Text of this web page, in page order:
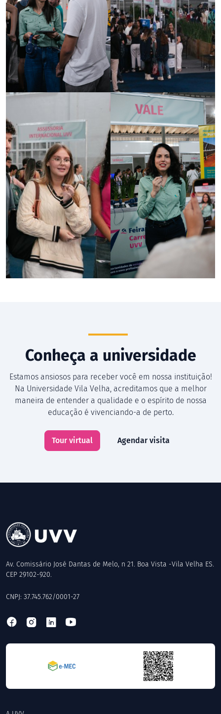
Conheça a universidade
Estamos ansiosos para receber você em nossa instituição!
Na Universidade Vila Velha, acreditamos que a melhor
maneira de entender a qualidade e o espírito de nossa
educação é vivenciando-a de perto.
Tour virtual Agendar visita
Av. Comissário José Dantas de Melo, n 21. Boa Vista -Vila Velha ES.
CEP 29102-920.
CNPJ: 37.745.762/0001-27